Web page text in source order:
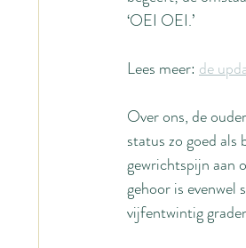
‘OEI OEI.’
Lees meer: de
Over ons, de
status zo goed
gewrichtspijn aan
gehoor is evenwel
vijfentwintig